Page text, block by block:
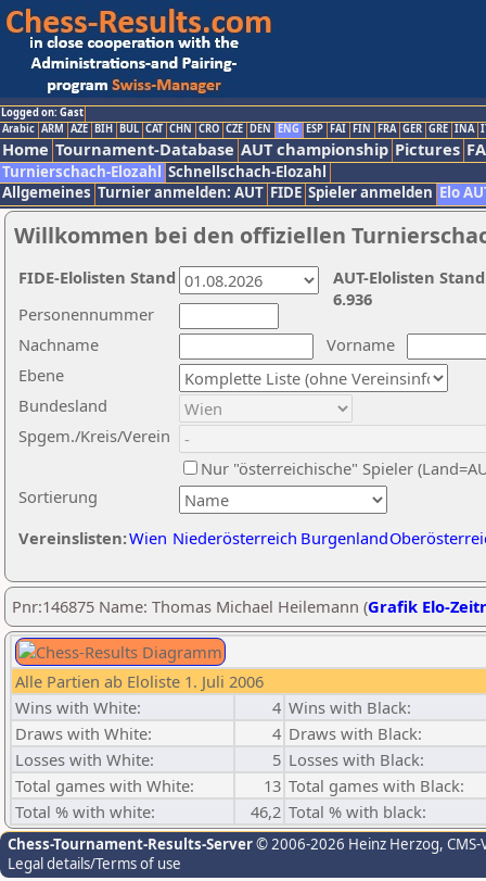
Logged on: Gast
Arabic ARM AZE BIH BUL CAT CHN CRO CZE DEN ENG ESP FAI FIN FRA GER GRE INA
Home Tournament-Database AUT championship Pictures
Turnierschach-Elozahl Schnellschach-Elozahl
Allgemeines Turnier anmelden: AUT FIDE Spieler anmelden Elo
Willkommen bei den offiziellen
Nachname
Vorname
Ebene
Sortierung
Personennummer
Bundesland
Spgem./Kreis/Verein
Nur "österreichische" Spieler
Vereinslisten:Wien Niederösterreich Burgenland
AUT-Elolisten
6.936
FIDE-Elolisten Stand
Pnr:146875 Name: Thomas Michael Heilemann (Grafik Elo-
Alle Partien ab Eloliste 1. Juli 2006
Wins with White:
4 Wins with Black:
Draws with White:
4 Draws with Black:
Losses with White:
5 Losses with Black:
Total games with White:
13 Total games with Black:
Total % with white:
46,2 Total % with black:
Chess-Tournament-Results-Server© 2006-2026 Heinz Herzog,
Legal details/Terms of use